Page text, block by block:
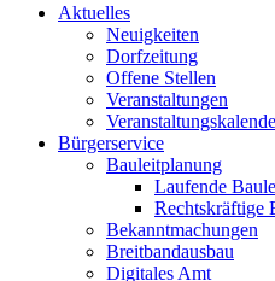
Aktuelles
Neuigkeiten
Dorfzeitung
Offene Stellen
Veranstaltungen
Bürgerservice
Bauleitplanung
Laufende
Rechtskräftige
Bekanntmachungen
Breitbandausbau
Digitales Amt